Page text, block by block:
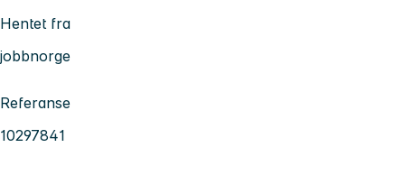
Hentet fra
jobbnorge
Referanse
10297841